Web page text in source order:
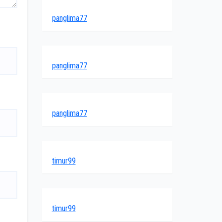
panglima77
panglima77
panglima77
timur99
timur99